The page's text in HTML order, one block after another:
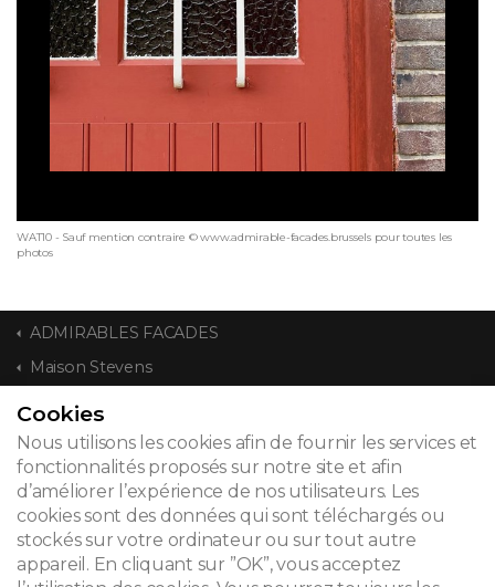
WAT10 - Sauf mention contraire © www.admirable-facades.brussels pour toutes les
photos
ADMIRABLES FACADES
Maison Stevens
CONTACT
© 2026
Mentions légales
Cookies
Nous utilisons les cookies afin de fournir les services et
fonctionnalités proposés sur notre site et afin
d’améliorer l’expérience de nos utilisateurs. Les
cookies sont des données qui sont téléchargés ou
stockés sur votre ordinateur ou sur tout autre
appareil. En cliquant sur ”OK”, vous acceptez